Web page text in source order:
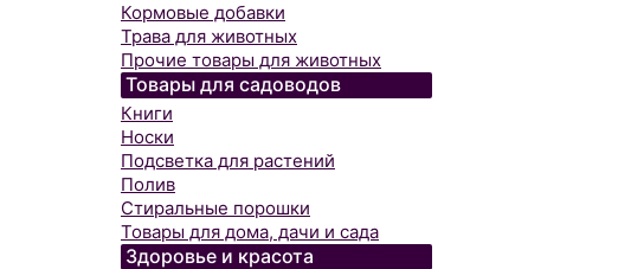
Кормовые добавки
Трава для животных
Прочие товары для животных
Товары для садоводов
Книги
Носки
Подсветка для растений
Полив
Стиральные порошки
Товары для дома, дачи и сада
Здоровье и красота